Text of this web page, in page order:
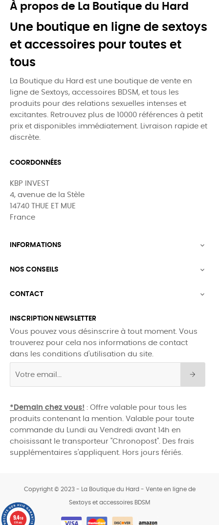
À propos de La Boutique du Hard
Une boutique en ligne de sextoys
et accessoires pour toutes et
tous
La Boutique du Hard est une boutique de vente en
ligne de Sextoys, accessoires BDSM, et tous les
produits pour des relations sexuelles intenses et
excitantes. Retrouvez plus de 10000 références à petit
prix et disponibles immédiatement. Livraison rapide et
discrète.
COORDONNÉES
KBP INVEST
4, avenue de la Stèle
14740 THUE ET MUE
France
INFORMATIONS 
NOS CONSEILS 
CONTACT 
INSCRIPTION NEWSLETTER
Vous pouvez vous désinscrire à tout moment. Vous
trouverez pour cela nos informations de contact
dans les conditions d'utilisation du site.
*Demain chez vous! : Offre valable pour tous les
produits contenant la mention. Valable pour toute
commande du Lundi au Vendredi avant 14h en
choisissant le transporteur "Chronopost". Des frais
supplémentaires s'appliquent. Hors jours fériés.
Copyright © 2023 - La Boutique du Hard - Vente en ligne de
Sextoys et accessoires BDSM
0
9.4/10
614 avis